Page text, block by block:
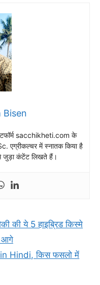
Bisen
sacchikheti.com के
एग्रीकल्चर में स्नातक किया है
जुड़ा कंटेंट लिखते हैं।
की ये 5 हाइब्रिड किस्मे
आगे
Hindi, किस फसलो में